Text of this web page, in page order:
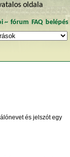
oldala
~ fórum FAQ belépés
és jelszót egy